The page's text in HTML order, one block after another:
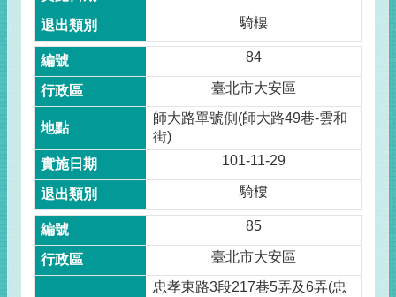
騎樓
84
臺北市大安區
師大路單號側(師大路49巷-雲和
街)
101-11-29
騎樓
85
臺北市大安區
忠孝東路3段217巷5弄及6弄(忠